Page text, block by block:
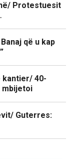
Protestuesit
që u kap
kantier/ 40-
mbijetoi
Guterres: